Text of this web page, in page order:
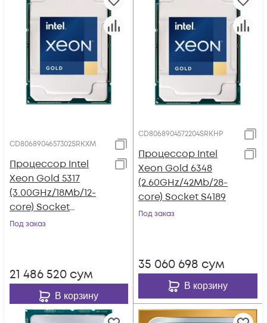
CD8068904657302SRKXM
Процессор Intel
Xeon Gold 5317
(3.00GHz/18Mb/12-
core) Socket
LGA4189
Под заказ
21 486 520 сум
В корзину
CD8068904572204SRKHP
Процессор Intel
Xeon Gold 6348
(2.60GHz/42Mb/28-
core) Socket S4189
Под заказ
35 060 698 сум
В корзину